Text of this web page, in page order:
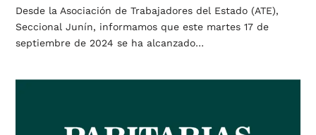
Desde la Asociación de Trabajadores del Estado (ATE),
Seccional Junín, informamos que este martes 17 de
septiembre de 2024 se ha alcanzado…